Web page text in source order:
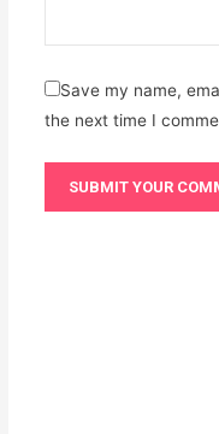
Save my name,
the next time I